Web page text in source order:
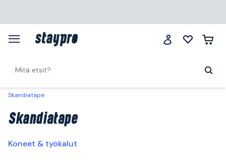
Skandiatape
Skandiatape
Koneet & työkalut